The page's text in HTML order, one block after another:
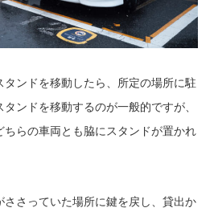
ンドを移動したら、所定の場所に駐
ンドを移動するのが一般的ですが、
ちらの車両とも脇にスタンドが置かれ
ささっていた場所に鍵を戻し、貸出か